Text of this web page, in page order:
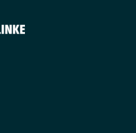
(Link öffnet ein neues Fenster)